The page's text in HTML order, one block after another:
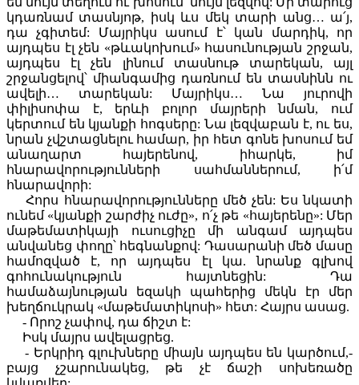
կդառնամ տասնյոթ, իսկ ևս մեկ տարի անց… ա՛յ,
դա չգիտեմ: Մայրիկս ասում է՝ կան մարդիկ, որ
այդպես էլ չեն «թևակոխում» հասունության շրջան,
այդպես էլ չեն լինում տասնութ տարեկան, այլ
շրջանցելով՝ միանգամից դառնում են տասնինն ու
ավելի… տարեկան: Մայրիկս… Նա յուրովի
փիլիսոփա է, երևի բոլոր մայրերի նման, ում
կերտում են կյանքի հոգսերը: Նա լեզվաբան է, ու ես,
նրան չվշտացնելու համար, իր հետ գոնե խոսում եմ
անաղարտ հայերենով, իհարկե, իմ
հնարավորությունների սահմաններում, ի՛մ
հնարավորի:
Հորս հնարավորությունները մեծ չեն: Ես նկատի
ունեմ «կյանքի շարժիչ ուժը», ո՛չ թե «հայերենը»: Մեր
մաթեմատիկայի ուսուցիչը մի անգամ այդպես
անվանեց փողը՝ հեգնանքով: Դասարանի մեծ մասը
համոզված է, որ այդպես էլ կա. նրանք գլխով
գոհունակություն հայտնեցին: Դա
համաձայնության եզակի պահերից մեկն էր մեր
խեղճուկրակ «մաթեմատիկոսի» հետ: Հայրս ասաց.
- Որոշ չափով, դա ճիշտ է:
Իսկ մայրս ավելացրեց.
- Երկրիդ գլուխները միայն այդպես են կարծում,-
բայց չշարունակեց, թե չէ ճաշի սոխեռածը